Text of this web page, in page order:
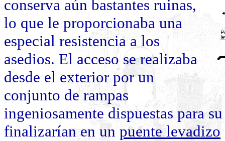
conserva aún bastantes ruinas,
lo que le proporcionaba una
especial resistencia a los
asedios. El acceso se realizaba
desde el exterior por un
conjunto de rampas
ingeniosamente dispuestas para
finalizarían en un puente levadizo